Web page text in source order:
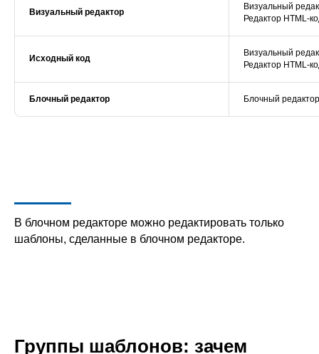
Визуальный редактор
Визуальный
Редактор HTML-
Исходный код
Визуальный
Редактор HTML-
Блочный редактор Блочный редактор
В блочном редакторе можно редактировать только
шаблоны, сделанные в блочном редакторе.
Группы шаблонов: зачем